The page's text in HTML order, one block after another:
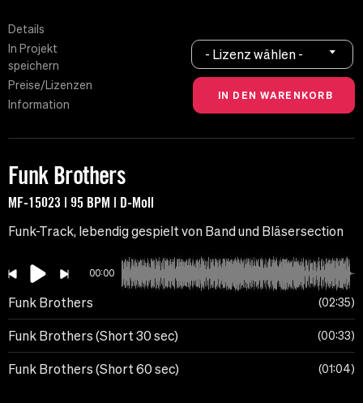
Details
In Projekt
speichern
Preise/Lizenzen
Information
- Lizenz wählen -
Funk Brothers
MF-15023 | 95 BPM | D-Moll
Funk-Track, lebendig gespielt von Band und Bläsersection
00:00
Funk Brothers 02:35
Funk Brothers (Short 30 sec) 00:33
Funk Brothers (Short 60 sec) 01:04